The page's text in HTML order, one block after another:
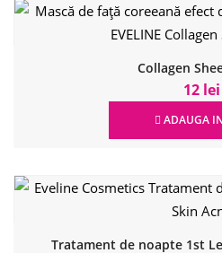
Collagen
12 lei
ADAUGA
Tratament de noapte 1st